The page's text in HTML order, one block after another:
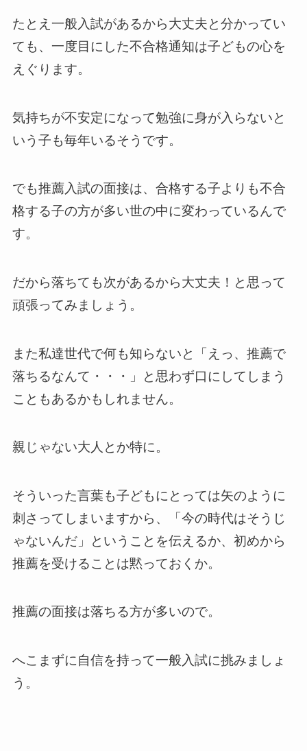
たとえ一般入試があるから大丈夫と分かってい
ても、一度目にした不合格通知は子どもの心を
えぐります。
気持ちが不安定になって勉強に身が入らないと
いう子も毎年いるそうです。
でも推薦入試の面接は、合格する子よりも不合
格する子の方が多い世の中に変わっているんで
す。
だから落ちても次があるから大丈夫！と思って
頑張ってみましょう。
また私達世代で何も知らないと「えっ、推薦で
落ちるなんて・・・」と思わず口にしてしまう
こともあるかもしれません。
親じゃない大人とか特に。
そういった言葉も子どもにとっては矢のように
刺さってしまいますから、「今の時代はそうじ
ゃないんだ」ということを伝えるか、初めから
推薦を受けることは黙っておくか。
推薦の面接は落ちる方が多いので。
へこまずに自信を持って一般入試に挑みましょ
う。